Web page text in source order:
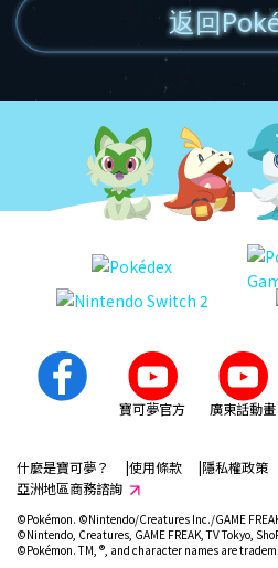
返回
寶可夢官方 廣東話動畫
什麼是寶可夢？ 使用條款 隱私權政策
亞洲地區商務諮詢
©Pokémon. ©Nintendo/Creatures Inc./GAME
©Nintendo, Creatures, GAME FREAK, TV Tokyo,
©Pokémon. TM, ®, and character names are